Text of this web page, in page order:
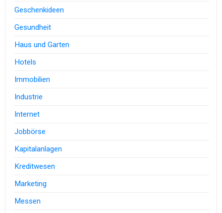
Geschenkideen
Gesundheit
Haus und Garten
Hotels
Immobilien
Industrie
Internet
Jobbörse
Kapitalanlagen
Kreditwesen
Marketing
Messen